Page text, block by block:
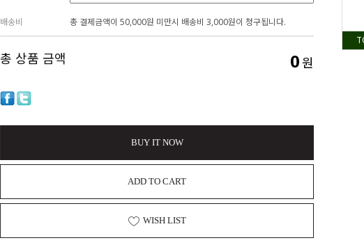
배송비 총 결제금액이 50,000원 미만시 배송비 3,000원이 청구됩니다.
총 상품 금액 0원
BUY IT NOW
ADD TO CART
WISH LIST